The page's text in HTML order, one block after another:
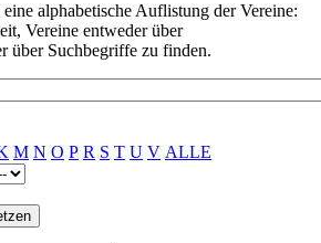
alphabetische Auflistung der Vereine:
Vereine entweder über
über Suchbegriffe zu finden.
M N O P R S T U V ALLE